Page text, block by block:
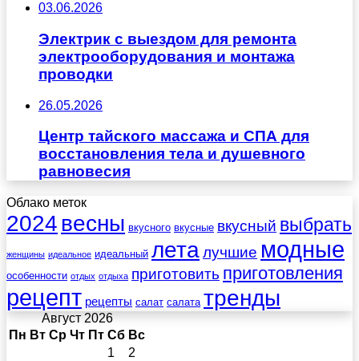
03.06.2026
Электрик с выездом для ремонта
электрооборудования и монтажа
проводки
26.05.2026
Центр тайского массажа и СПА для
восстановления тела и душевного
равновесия
Облако меток
2024 весны вкусного вкусные вкусный выбрать
женщины идеальное идеальный леталучшие модные
особенности отдых отдыха приготовить приготовления
рецепт рецепты салат салата тренды
Август 2026
Пн Вт Ср Чт Пт Сб Вс
1
2